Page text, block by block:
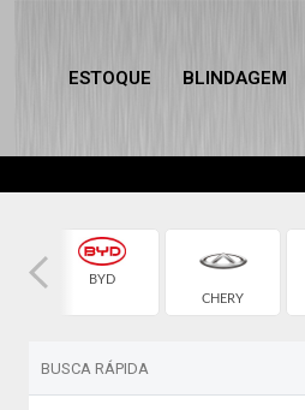
ESTOQUE BLINDAGEM
BYD
CHERY
BUSCA RÁPIDA